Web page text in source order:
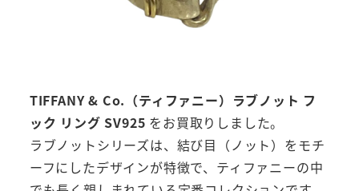
TIFFANY & Co.（ティファニー）ラブノット フ
ック リング SV925 をお買取りしました。
ラブノットシリーズは、結び目（ノット）をモチ
ーフにしたデザインが特徴で、ティファニーの中